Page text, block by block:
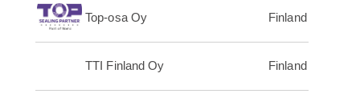
Top-osa Oy Finland
TTI Finland Oy Finland